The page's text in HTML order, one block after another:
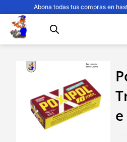
Abona todas tus compras en